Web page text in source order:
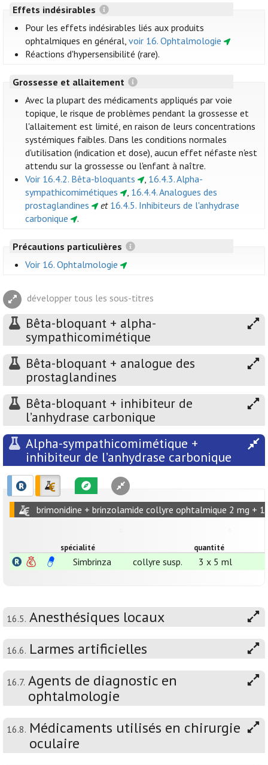
Effets indésirables
Pour les effets indésirables liés aux produits
ophtalmiques en général,voir 16. Ophtalmologie
Réactions d'hypersensibilité (rare).
Grossesse et allaitement
Avec la plupart des médicaments appliqués par voie
topique, le risque de problèmes pendant la grossesse et
l'allaitement est limité, en raison de leurs concentrations
systémiques faibles. Dans les conditions normales
d'utilisation (indication et dose), aucun effet néfaste n'est
attendu sur la grossesse ou l'enfant à naître.
Voir 16.4.2. Bêta-bloquants
, 16.4.3. Alpha-
sympathicomimétiques
, 16.4.4. Analogues des
prostaglandines
et 16.4.5. Inhibiteurs de l'anhydrase
carbonique
.
Précautions particulières
Voir 16. Ophtalmologie
développer tous les sous-titres
Bêta-bloquant + alpha-
sympathicomimétique
Bêta-bloquant + analogue des
prostaglandines
Bêta-bloquant + inhibiteur de
l’anhydrase carbonique
Alpha-sympathicomimétique +
inhibiteur de l’anhydrase carbonique
brimonidine + brinzolamide collyre ophtalmique 2 mg +
spécialité quantité
Simbrinza collyre susp. 3 x 5 ml
16.5. Anesthésiques locaux
16.6. Larmes artificielles
16.7. Agents de diagnostic en
ophtalmologie
16.8. Médicaments utilisés en chirurgie
oculaire